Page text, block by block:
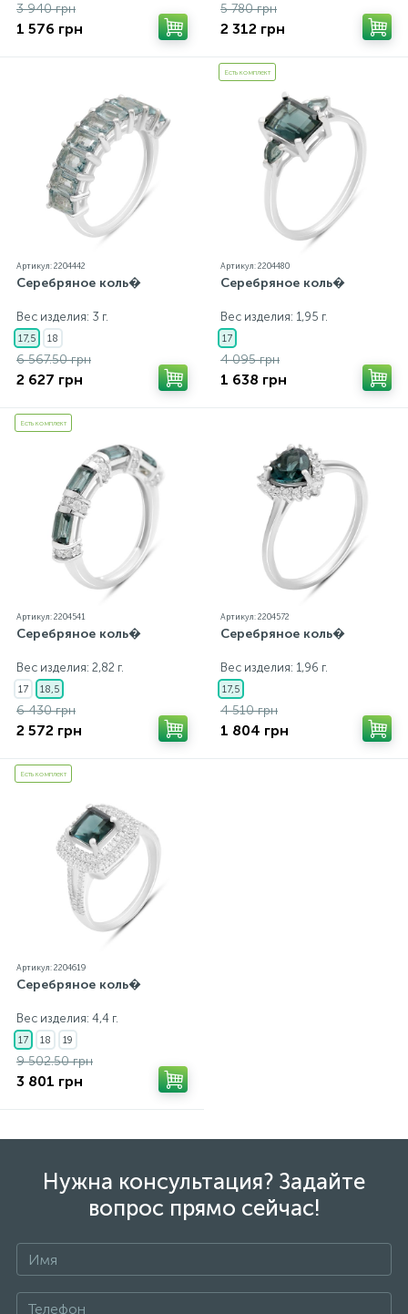
3 940 грн
1 576 грн
5 780 грн
2 312 грн
Артикул: 2204442
Серебряное коль�
Вес изделия: 3 г.
17,5 18
6 567.50 грн
2 627 грн
Есть комплект
Артикул: 2204480
Серебряное коль�
Вес изделия: 1,95 г.
17
4 095 грн
1 638 грн
Есть комплект
Артикул: 2204541
Серебряное коль�
Вес изделия: 2,82 г.
17 18,5
6 430 грн
2 572 грн
Артикул: 2204572
Серебряное коль�
Вес изделия: 1,96 г.
17,5
4 510 грн
1 804 грн
Есть комплект
Артикул: 2204619
Серебряное коль�
Вес изделия: 4,4 г.
17 18 19
9 502.50 грн
3 801 грн
Нужна консультация? Задайте
вопрос прямо сейчас!